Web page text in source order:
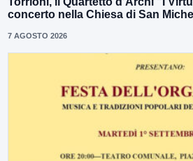
concerto nella Chiesa di San
7 AGOSTO 2026